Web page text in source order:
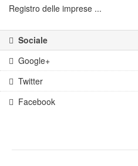
Registro delle imprese ...
Sociale
Google+
Twitter
Facebook